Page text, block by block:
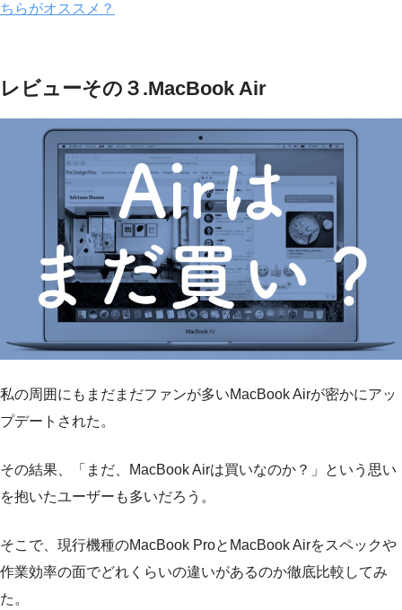
ちらがオススメ？
レビューその３.MacBook Air
私の周囲にもまだまだファンが多いMacBook Airが密かにアッ
プデートされた。
その結果、 「まだ、MacBook Airは買いなのか？」
という思い
を抱いたユーザーも多いだろう。
そこで、現行機種のMacBook ProとMacBook Airをスペックや
作業効率の面でどれくらいの違いがあるのか徹底比較してみ
た。